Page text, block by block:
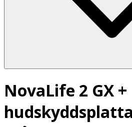
NovaLife 2 GX +